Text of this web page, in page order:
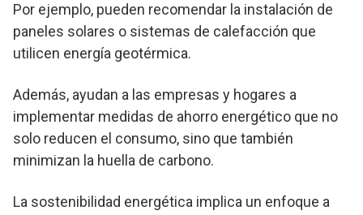
Por ejemplo, pueden recomendar la instalación de
paneles solares o sistemas de calefacción que
utilicen energía geotérmica.
Además, ayudan a las empresas y hogares a
implementar medidas de ahorro energético que no
solo reducen el consumo, sino que también
minimizan la huella de carbono.
La sostenibilidad energética implica un enfoque a